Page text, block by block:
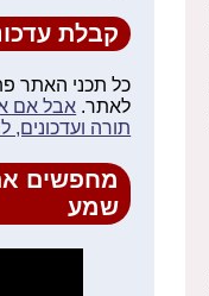
קבלת
כל תכני האתר
לאתר. אבל אם
תורה ועדכונים,
מחפשים
שמע